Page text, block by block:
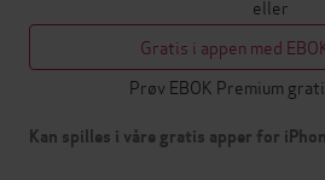
eller
Gratis i appen med
Prøv EBOK Premium
Kan spilles i våre gratis apper for